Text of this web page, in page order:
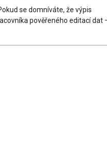
se domníváte, že výpis
pověřeného editací dat